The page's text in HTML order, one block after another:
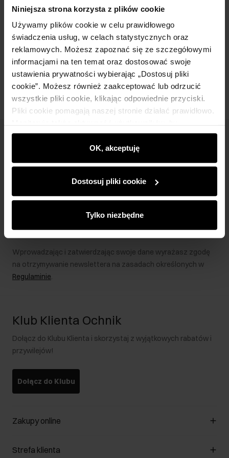
Niniejsza strona korzysta z plików cookie
Używamy plików cookie w celu prawidłowego
świadczenia usług, w celach statystycznych oraz
reklamowych. Możesz zapoznać się ze szczegółowymi
informacjami na ten temat oraz dostosować swoje
ustawienia prywatności wybierając „Dostosuj pliki
cookie”. Możesz również zaakceptować lub odrzucić
wszystkie pliki cookie, klikając odpowiednie przyciski.
Pliki cookie pomagają naszej stronie działać prawidłowo.
wyświetlać im dopasowane do ich preferencji treści,
rekomendacje oraz komunikaty reklamowe informujące o
najnowszych promocjach w e-sklepie. Informacje o tym,
partnerom społecznościowym, reklamowym i
analitycznym. Partnerzy mogą połączyć te informacje z
podczas korzystania z ich usług.
OK, akceptuję
Dostosuj pliki cookie
Tylko niezbędne
Szczegóły
Skład
Opinie
Bądź na bieżąco z nowościami i promocjami!
Wprowadzając i zatwierdzając swoje dane wyrażasz zgodę
na otrzymywanie newslettera na zasadach określonych w
Regulaminie.
Klub Klienta Ochnik
Dołącz do Klubu Klienta i skorzystaj z wyjątkowych rabatów i
przywilejów!
Dołącz do Klubu
Zakupy online
Zarządzaj cookies
Strefa klienta